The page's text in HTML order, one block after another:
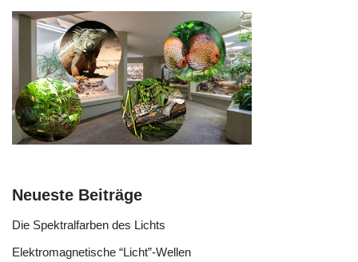
Neueste Beiträge
Die Spektralfarben des Lichts
Elektromagnetische “Licht”-Wellen